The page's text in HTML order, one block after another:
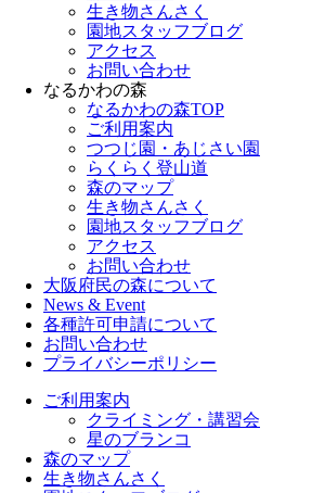
生き物さんさく
園地スタッフブログ
アクセス
お問い合わせ
なるかわの森
なるかわの森TOP
ご利用案内
つつじ園・あじさい園
らくらく登山道
森のマップ
生き物さんさく
園地スタッフブログ
アクセス
お問い合わせ
大阪府民の森について
News & Event
各種許可申請について
お問い合わせ
プライバシーポリシー
ご利用案内
クライミング・講習会
星のブランコ
森のマップ
生き物さんさく